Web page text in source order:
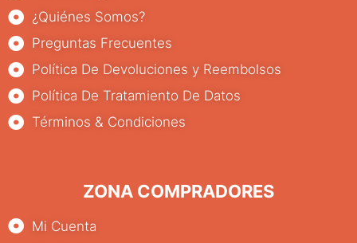
¿Quiénes Somos?
Preguntas Frecuentes
Política De Devoluciones y Reembolsos
Política De Tratamiento De Datos
Términos & Condiciones
ZONA COMPRADORES
Mi Cuenta